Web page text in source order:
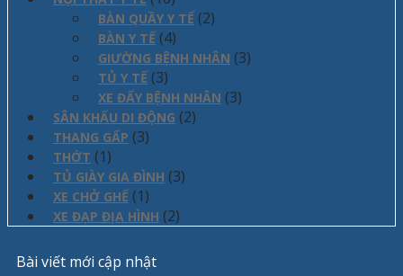
BÀN QUẦY Y TẾ (2)
BÀN Y TẾ (4)
GIƯỜNG BỆNH NHÂN (3)
TỦ Y TẾ (3)
XE ĐẨY BỆNH NHÂN (3)
SÂN KHẤU DI ĐỘNG (2)
THANG GẤP (3)
THỚT (1)
TỦ GIÀY GIA ĐÌNH (3)
XE CHỞ GHẾ (1)
XE ĐẠP ĐỊA HÌNH (2)
Bài viết mới cập nhật